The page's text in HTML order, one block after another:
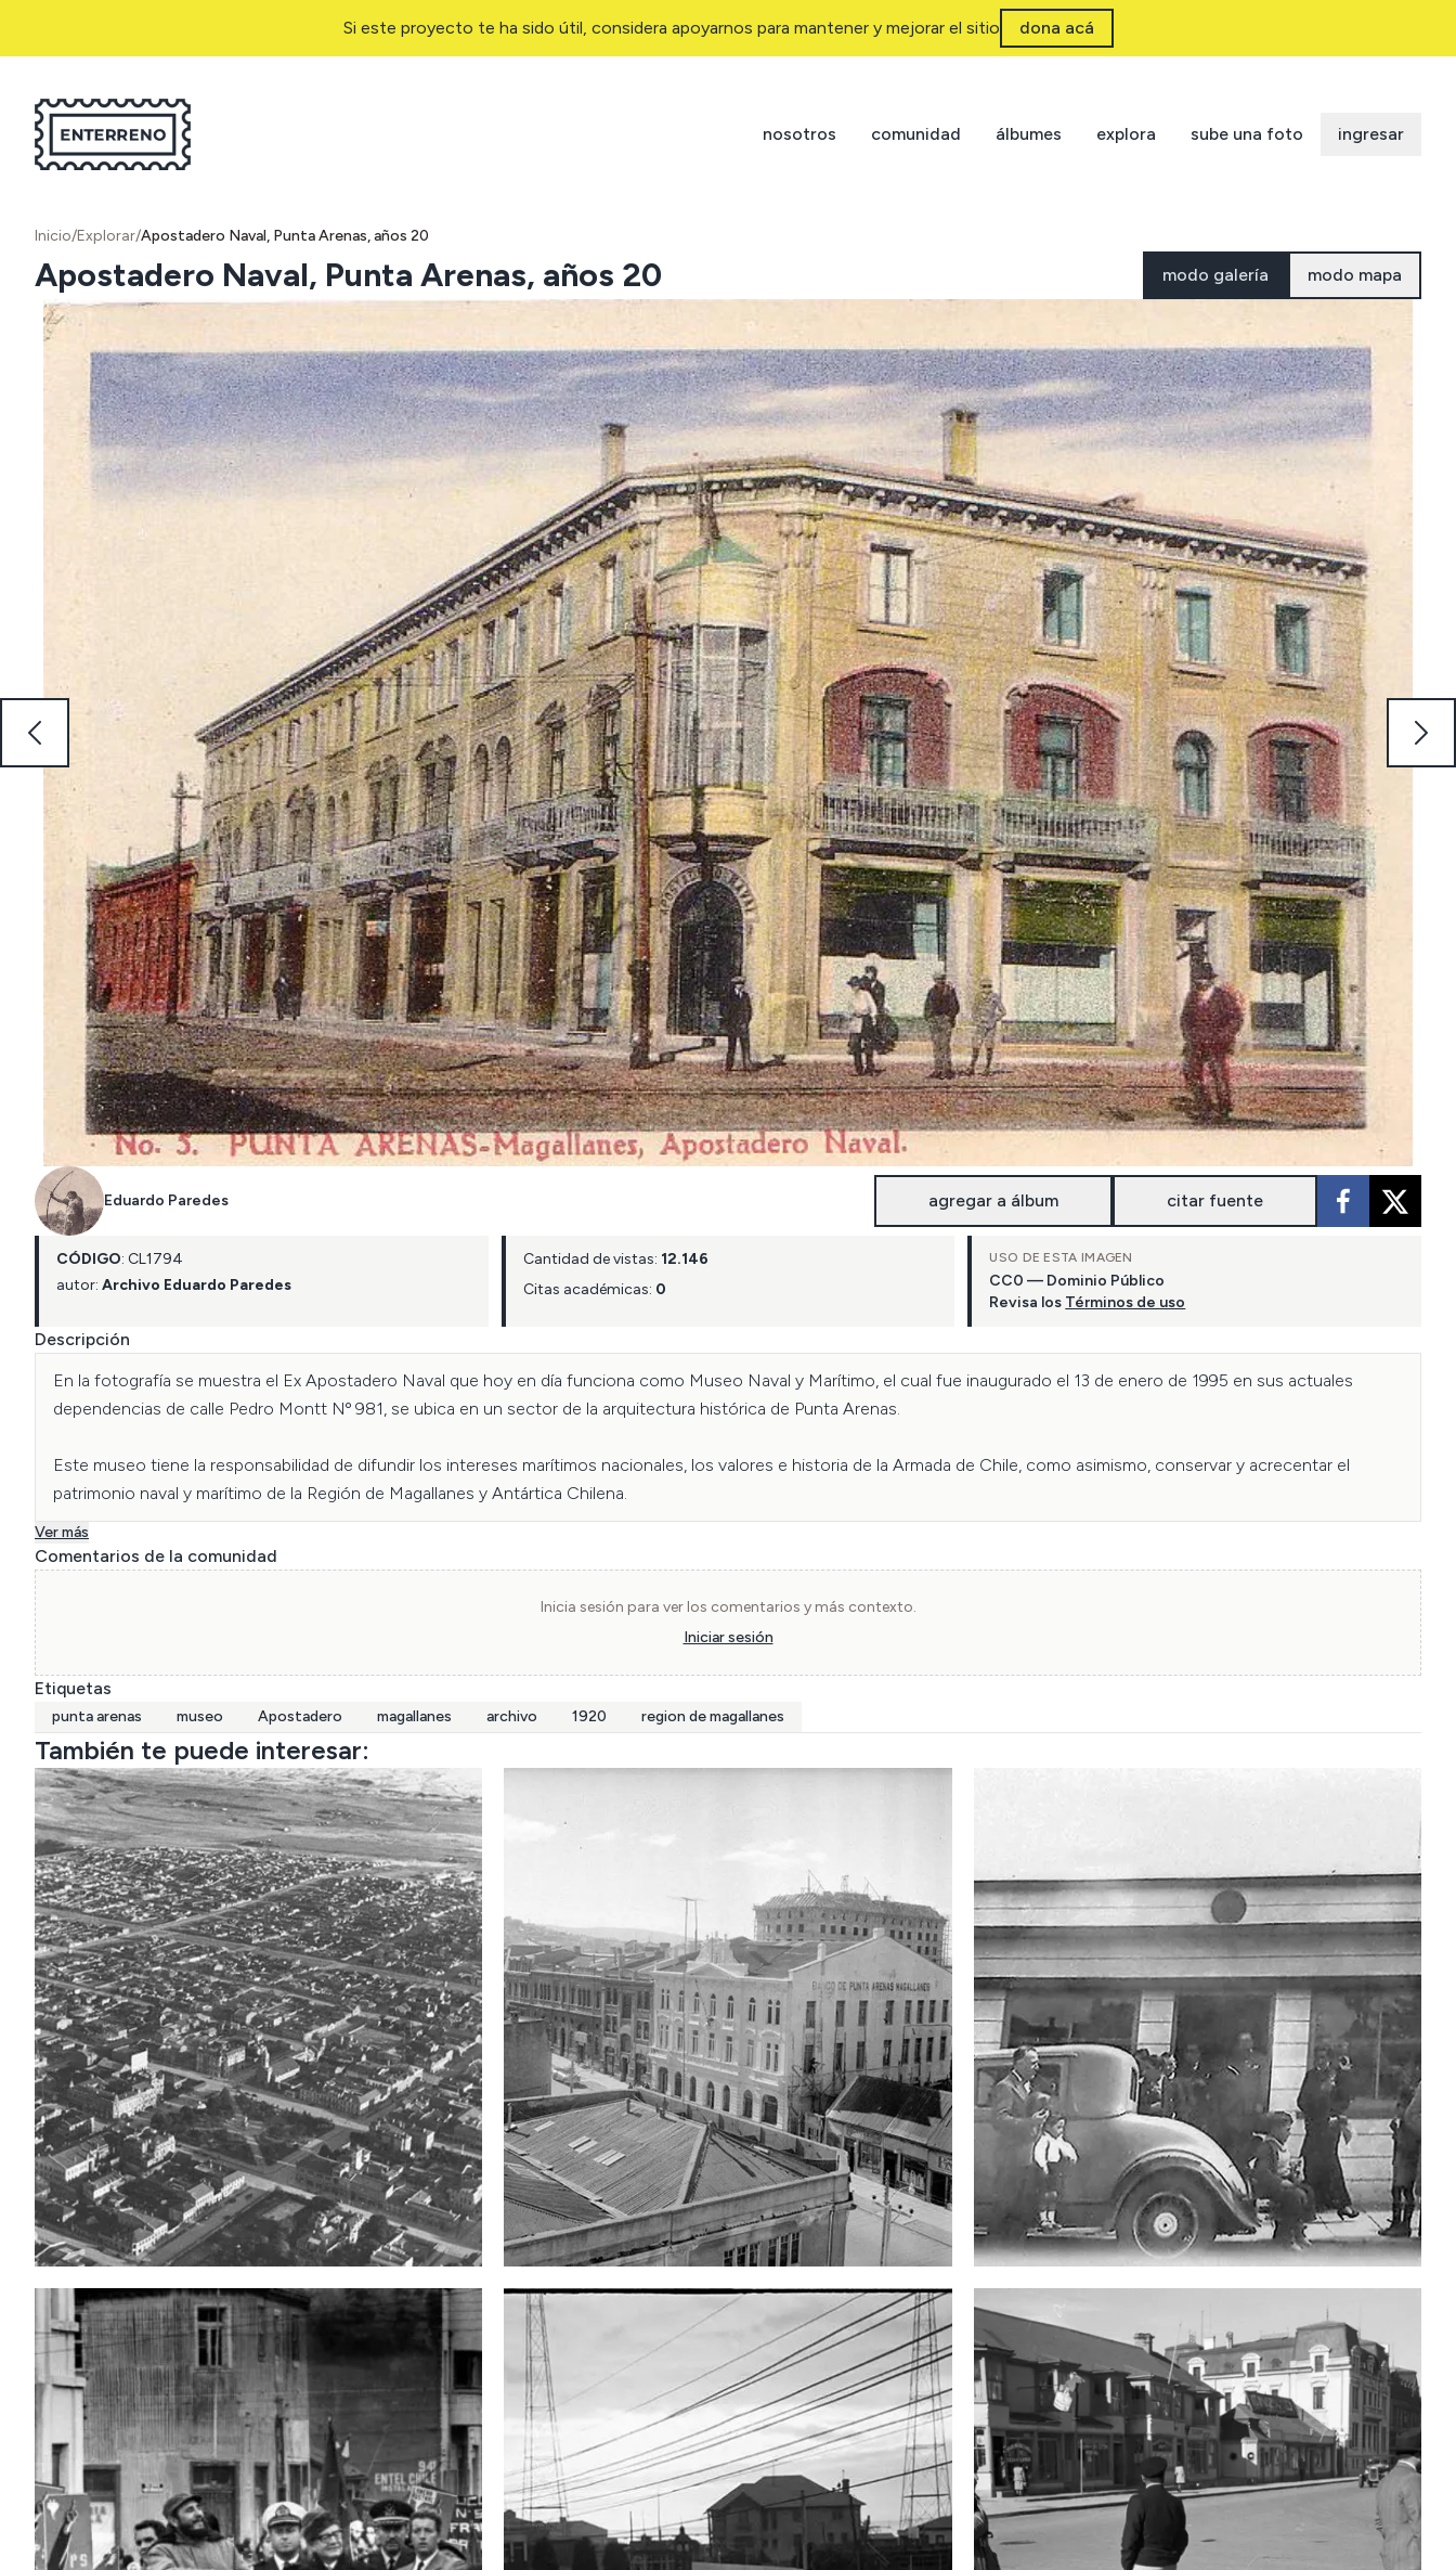
Si este proyecto te ha sido útil, considera apoyarnos para mantener y mejorar el sitio dona acá
nosotros comunidad álbumes explora sube una foto ingresar
Inicio/Explorar/Apostadero Naval, Punta Arenas, años 20
Apostadero Naval, Punta Arenas, años 20 modo galería modo mapa
Eduardo Paredes agregar a álbum citar fuente
CÓDIGO: CL1794
autor: Archivo Eduardo Paredes
Cantidad de vistas: 12.146
Citas académicas: 0
USO DE ESTA IMAGEN
CC0 — Dominio Público
Revisa los Términos de uso
Descripción
En la fotografía se muestra el Ex Apostadero Naval que hoy en día funciona como Museo Naval y Marítimo, el cual fue inaugurado el 13 de enero de 1995 en sus actuales
dependencias de calle Pedro Montt Nº 981, se ubica en un sector de la arquitectura histórica de Punta Arenas.
Este museo tiene la responsabilidad de difundir los intereses marítimos nacionales, los valores e historia de la Armada de Chile, como asimismo, conservar y acrecentar el
patrimonio naval y marítimo de la Región de Magallanes y Antártica Chilena.
Ver más
Comentarios de la comunidad
Inicia sesión para ver los comentarios y más contexto.
Iniciar sesión
Etiquetas
punta arenas museo Apostadero magallanes archivo 1920 region de magallanes
También te puede interesar: